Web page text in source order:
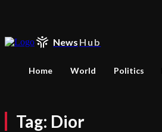
News Hub
Home World Politics
Tag: Dior